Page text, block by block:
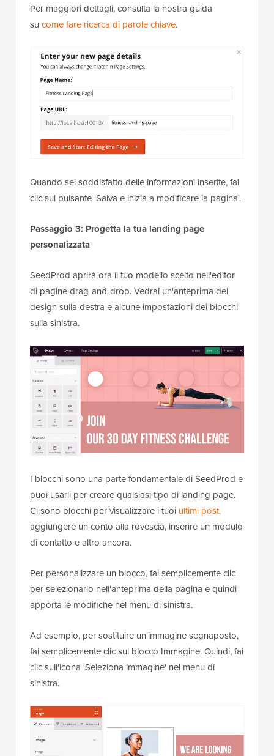
Per maggiori dettagli, consulta la nostra guida
su come fare ricerca di parole chiave.
Quando sei soddisfatto delle informazioni inserite, fai
clic sul pulsante 'Salva e inizia a modificare la pagina'.
Passaggio 3: Progetta la tua landing page
personalizzata
SeedProd aprirà ora il tuo modello scelto nell'editor
di pagine drag-and-drop. Vedrai un'anteprima del
design sulla destra e alcune impostazioni dei blocchi
sulla sinistra.
I blocchi sono una parte fondamentale di SeedProd e
puoi usarli per creare qualsiasi tipo di landing page.
Ci sono blocchi per visualizzare i tuoi ultimi post,
aggiungere un conto alla rovescia, inserire un modulo
di contatto e altro ancora.
Per personalizzare un blocco, fai semplicemente clic
per selezionarlo nell'anteprima della pagina e quindi
apporta le modifiche nel menu di sinistra.
Ad esempio, per sostituire un'immagine segnaposto,
fai semplicemente clic sul blocco Immagine. Quindi, fai
clic sull'icona 'Seleziona immagine' nel menu di
sinistra.